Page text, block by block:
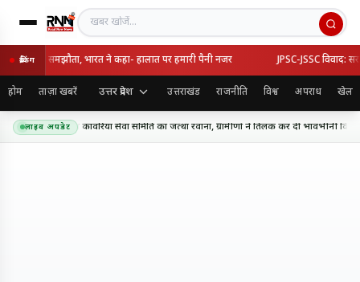
खबर खोजें
ब्रेकिंग
का रक्षा समझौता, भारत ने कहा- हालात पर हमारी पैनी नजर JPSC-JSSC विवाद:
होम ताज़ा खबरें उत्तर प्रदेश उत्तराखंड राजनीति विश्व अपराध खेल
लाइव अपडेट
के लिए शिव शक्ति कांवरिया सेवा समिति का जत्था रवाना, ग्रामीणों ने तिलक कर दी भावभीनी विदाई